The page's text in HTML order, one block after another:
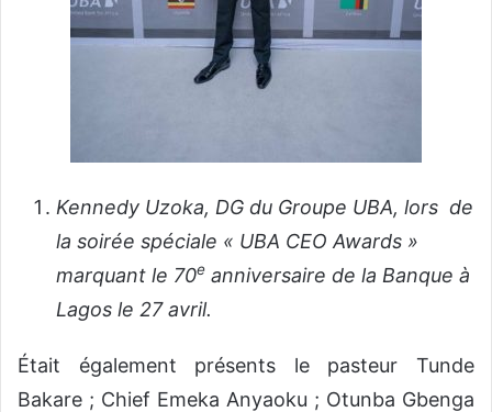
Kennedy Uzoka, DG du Groupe UBA, lors de
la soirée spéciale « UBA CEO Awards »
marquant le 70e anniversaire de la Banque à
Lagos le 27 avril.
Était également présents le pasteur Tunde
Bakare ; Chief Emeka Anyaoku ; Otunba Gbenga